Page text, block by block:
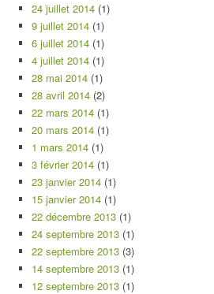
24 juillet 2014 (1)
9 juillet 2014 (1)
6 juillet 2014 (1)
4 juillet 2014 (1)
28 mai 2014 (1)
28 avril 2014 (2)
22 mars 2014 (1)
20 mars 2014 (1)
1 mars 2014 (1)
3 février 2014 (1)
23 janvier 2014 (1)
15 janvier 2014 (1)
22 décembre 2013 (1)
24 septembre 2013 (1)
22 septembre 2013 (3)
14 septembre 2013 (1)
12 septembre 2013 (1)